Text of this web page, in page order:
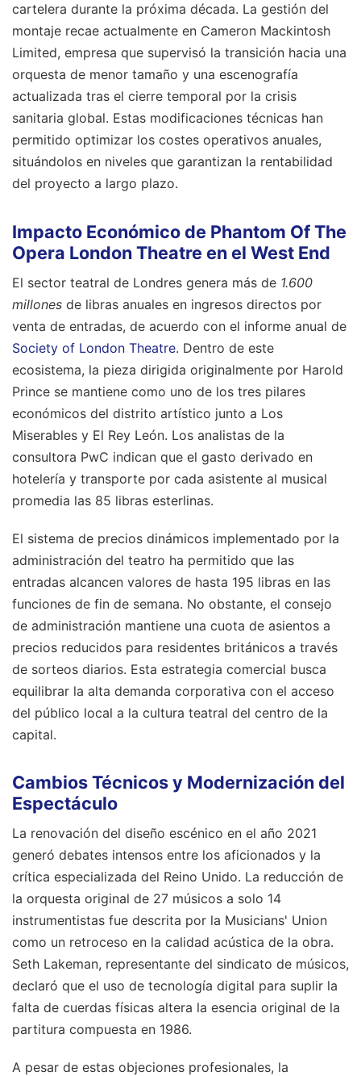
cartelera durante la próxima década. La gestión del
montaje recae actualmente en Cameron Mackintosh
Limited, empresa que supervisó la transición hacia una
orquesta de menor tamaño y una escenografía
actualizada tras el cierre temporal por la crisis
sanitaria global. Estas modificaciones técnicas han
permitido optimizar los costes operativos anuales,
situándolos en niveles que garantizan la rentabilidad
del proyecto a largo plazo.
Impacto Económico de Phantom Of The
Opera London Theatre en el West End
El sector teatral de Londres genera más de 1.600
millones de libras anuales en ingresos directos por
venta de entradas, de acuerdo con el informe anual de
Society of London Theatre. Dentro de este
ecosistema, la pieza dirigida originalmente por Harold
Prince se mantiene como uno de los tres pilares
económicos del distrito artístico junto a Los
Miserables y El Rey León. Los analistas de la
consultora PwC indican que el gasto derivado en
hotelería y transporte por cada asistente al musical
promedia las 85 libras esterlinas.
El sistema de precios dinámicos implementado por la
administración del teatro ha permitido que las
entradas alcancen valores de hasta 195 libras en las
funciones de fin de semana. No obstante, el consejo
de administración mantiene una cuota de asientos a
precios reducidos para residentes británicos a través
de sorteos diarios. Esta estrategia comercial busca
equilibrar la alta demanda corporativa con el acceso
del público local a la cultura teatral del centro de la
capital.
Cambios Técnicos y Modernización del
Espectáculo
La renovación del diseño escénico en el año 2021
generó debates intensos entre los aficionados y la
crítica especializada del Reino Unido. La reducción de
la orquesta original de 27 músicos a solo 14
instrumentistas fue descrita por la Musicians' Union
como un retroceso en la calidad acústica de la obra.
Seth Lakeman, representante del sindicato de músicos,
declaró que el uso de tecnología digital para suplir la
falta de cuerdas físicas altera la esencia original de la
partitura compuesta en 1986.
A pesar de estas objeciones profesionales, la